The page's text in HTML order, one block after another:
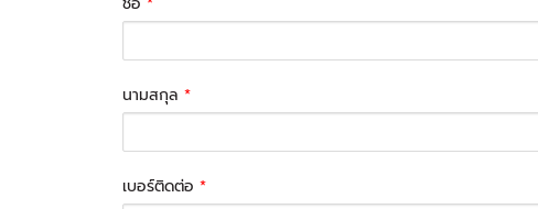
นามสกุล *
เบอร์ติดต่อ *